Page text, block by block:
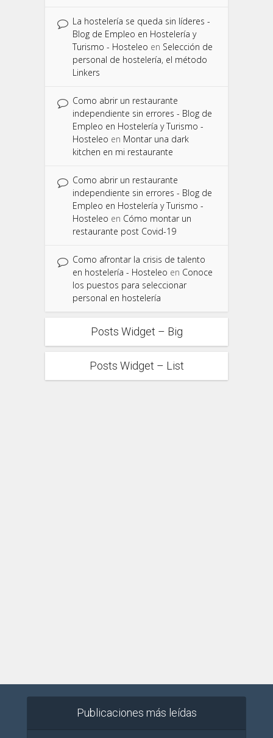
La hostelería se queda sin líderes -
Blog de Empleo en Hostelería y
Turismo - Hosteleo en Selección de
personal de hostelería, el método
Linkers
Como abrir un restaurante
independiente sin errores - Blog de
Empleo en Hostelería y Turismo -
Hosteleo en Montar una dark
kitchen en mi restaurante
Como abrir un restaurante
independiente sin errores - Blog de
Empleo en Hostelería y Turismo -
Hosteleo en Cómo montar un
restaurante post Covid-19
Como afrontar la crisis de talento
en hostelería - Hosteleo en Conoce
los puestos para seleccionar
personal en hostelería
Posts Widget – Big
Posts Widget – List
Publicaciones más leídas